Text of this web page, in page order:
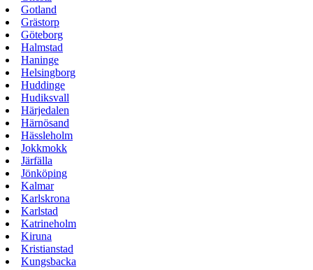
Gotland
Grästorp
Göteborg
Halmstad
Haninge
Helsingborg
Huddinge
Hudiksvall
Härjedalen
Härnösand
Hässleholm
Jokkmokk
Järfälla
Jönköping
Kalmar
Karlskrona
Karlstad
Katrineholm
Kiruna
Kristianstad
Kungsbacka